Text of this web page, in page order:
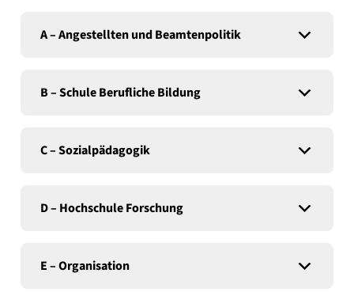
A – Ange­stell­ten und Beam­ten­po­li­tik
B – Schu­le Beruf­li­che Bil­dung
C – Sozi­al­päd­ago­gik
D – Hoch­schu­le For­schung
E – Orga­ni­sa­ti­on